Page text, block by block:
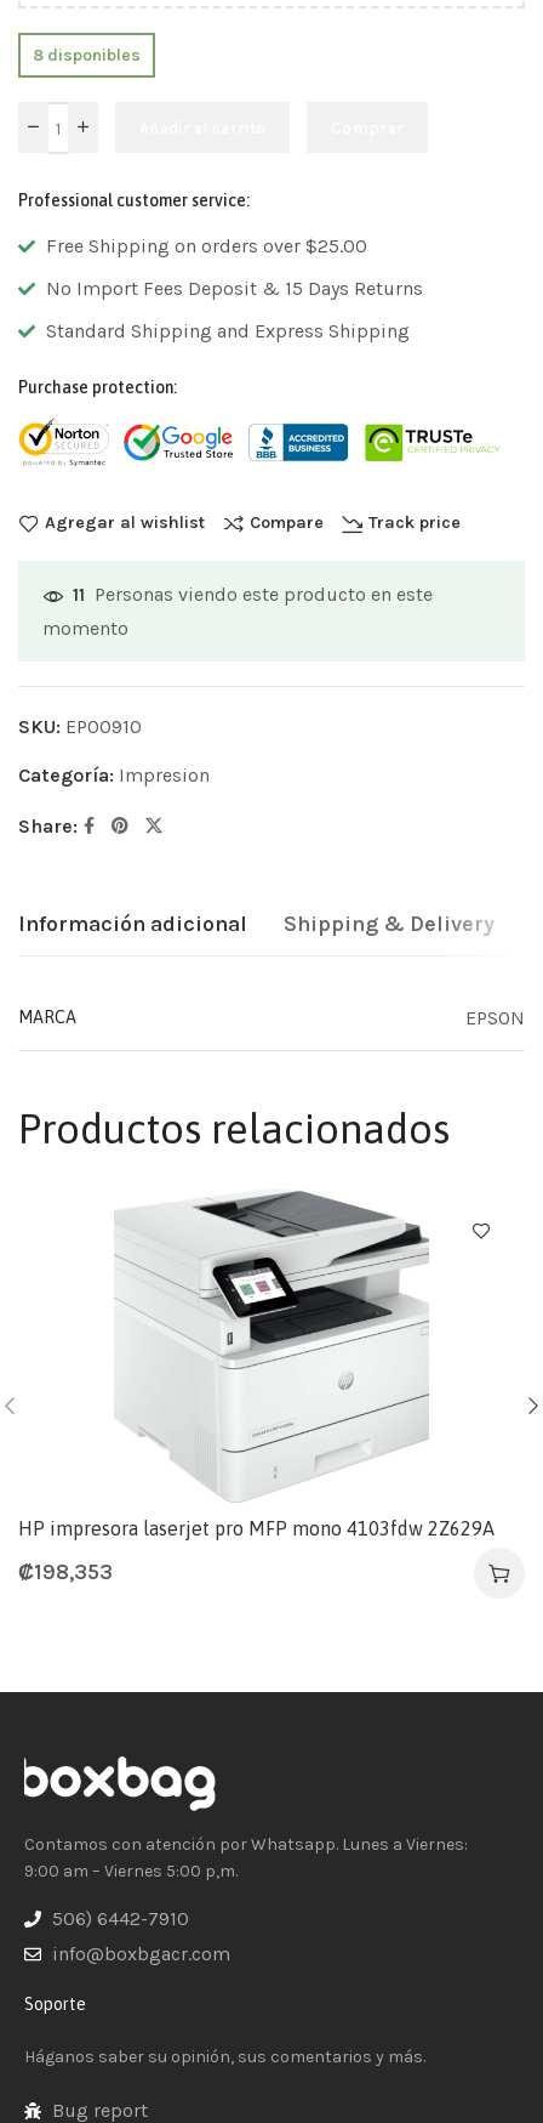
8 disponibles
Professional customer service:
Free Shipping on orders over $25.00
No Import Fees Deposit & 15 Days Returns
Standard Shipping and Express Shipping
Purchase protection:
Agregar al wishlist Compare Track price
11 Personas viendo este producto en este
momento
SKU: EP00910
Categoría: Impresion
Share:
Información adicional Shipping & Delivery
MARCA EPSON
Productos relacionados
HP impresora laserjet pro MFP mono 4103fdw 2Z629A
₡198,353
Contamos con atención por Whatsapp. Lunes a Viernes:
9:00 am – Viernes 5:00 p,m.
506) 6442-7910
info@boxbgacr.com
Soporte
Háganos saber su opinión, sus comentarios y más.
Bug report